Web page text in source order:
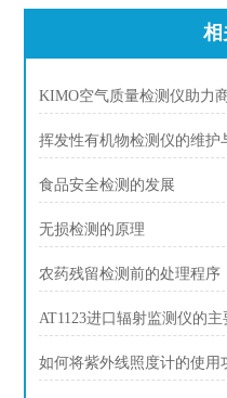
相
KIMO空气质量检测仪助力
挥发性有机物检测仪的维护
食品安全检测的发展
无损检测的原理
农药残留检测前的处理程序
AT1123进口辐射监测仪的
如何将紫外线照度计的使用